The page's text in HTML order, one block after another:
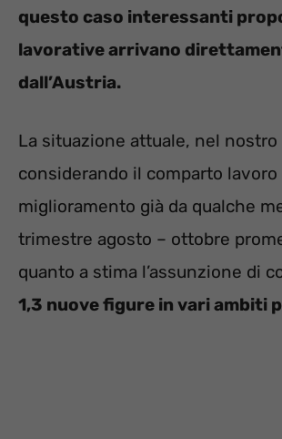
questo caso interessanti
lavorative arrivano
dall’Austria.
La situazione attuale, nel nostro
considerando il comparto
miglioramento già da qualche
trimestre agosto – ottobre
quanto a stima l’assunzione di
1,3 nuove figure in vari ambiti